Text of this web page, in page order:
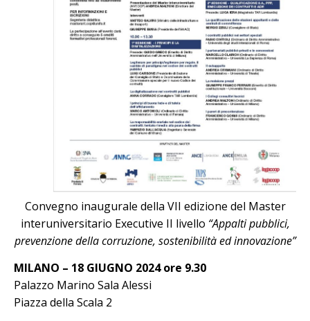
Convegno inaugurale della VII edizione del Master
interuniversitario Executive II livello “Appalti pubblici,
prevenzione della corruzione, sostenibilità ed innovazione”
MILANO – 18 GIUGNO 2024 ore 9.30
Palazzo Marino Sala Alessi
Piazza della Scala 2